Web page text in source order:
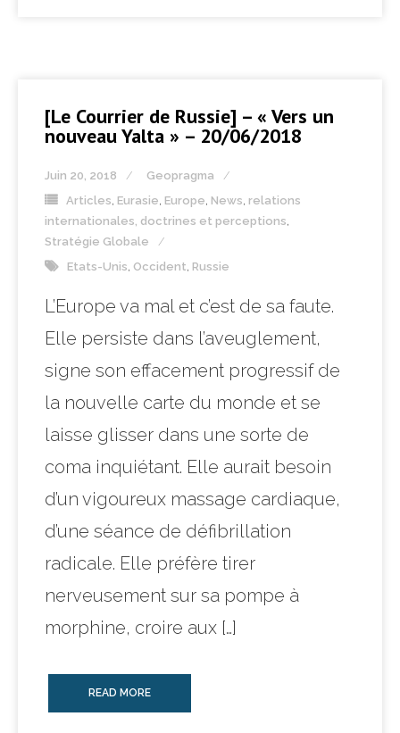
[Le Courrier de Russie] – « Vers un
nouveau Yalta » – 20/06/2018
Juin 20, 2018
Geopragma
Articles Eurasie Europe News relations
internationales, doctrines et perceptions
Stratégie Globale
Etats-Unis Occident Russie
L’Europe va mal et c’est de sa faute.
Elle persiste dans l’aveuglement,
signe son effacement progressif de
la nouvelle carte du monde et se
laisse glisser dans une sorte de
coma inquiétant. Elle aurait besoin
d’un vigoureux massage cardiaque,
d’une séance de défibrillation
radicale. Elle préfère tirer
nerveusement sur sa pompe à
morphine, croire aux […]
READ MORE